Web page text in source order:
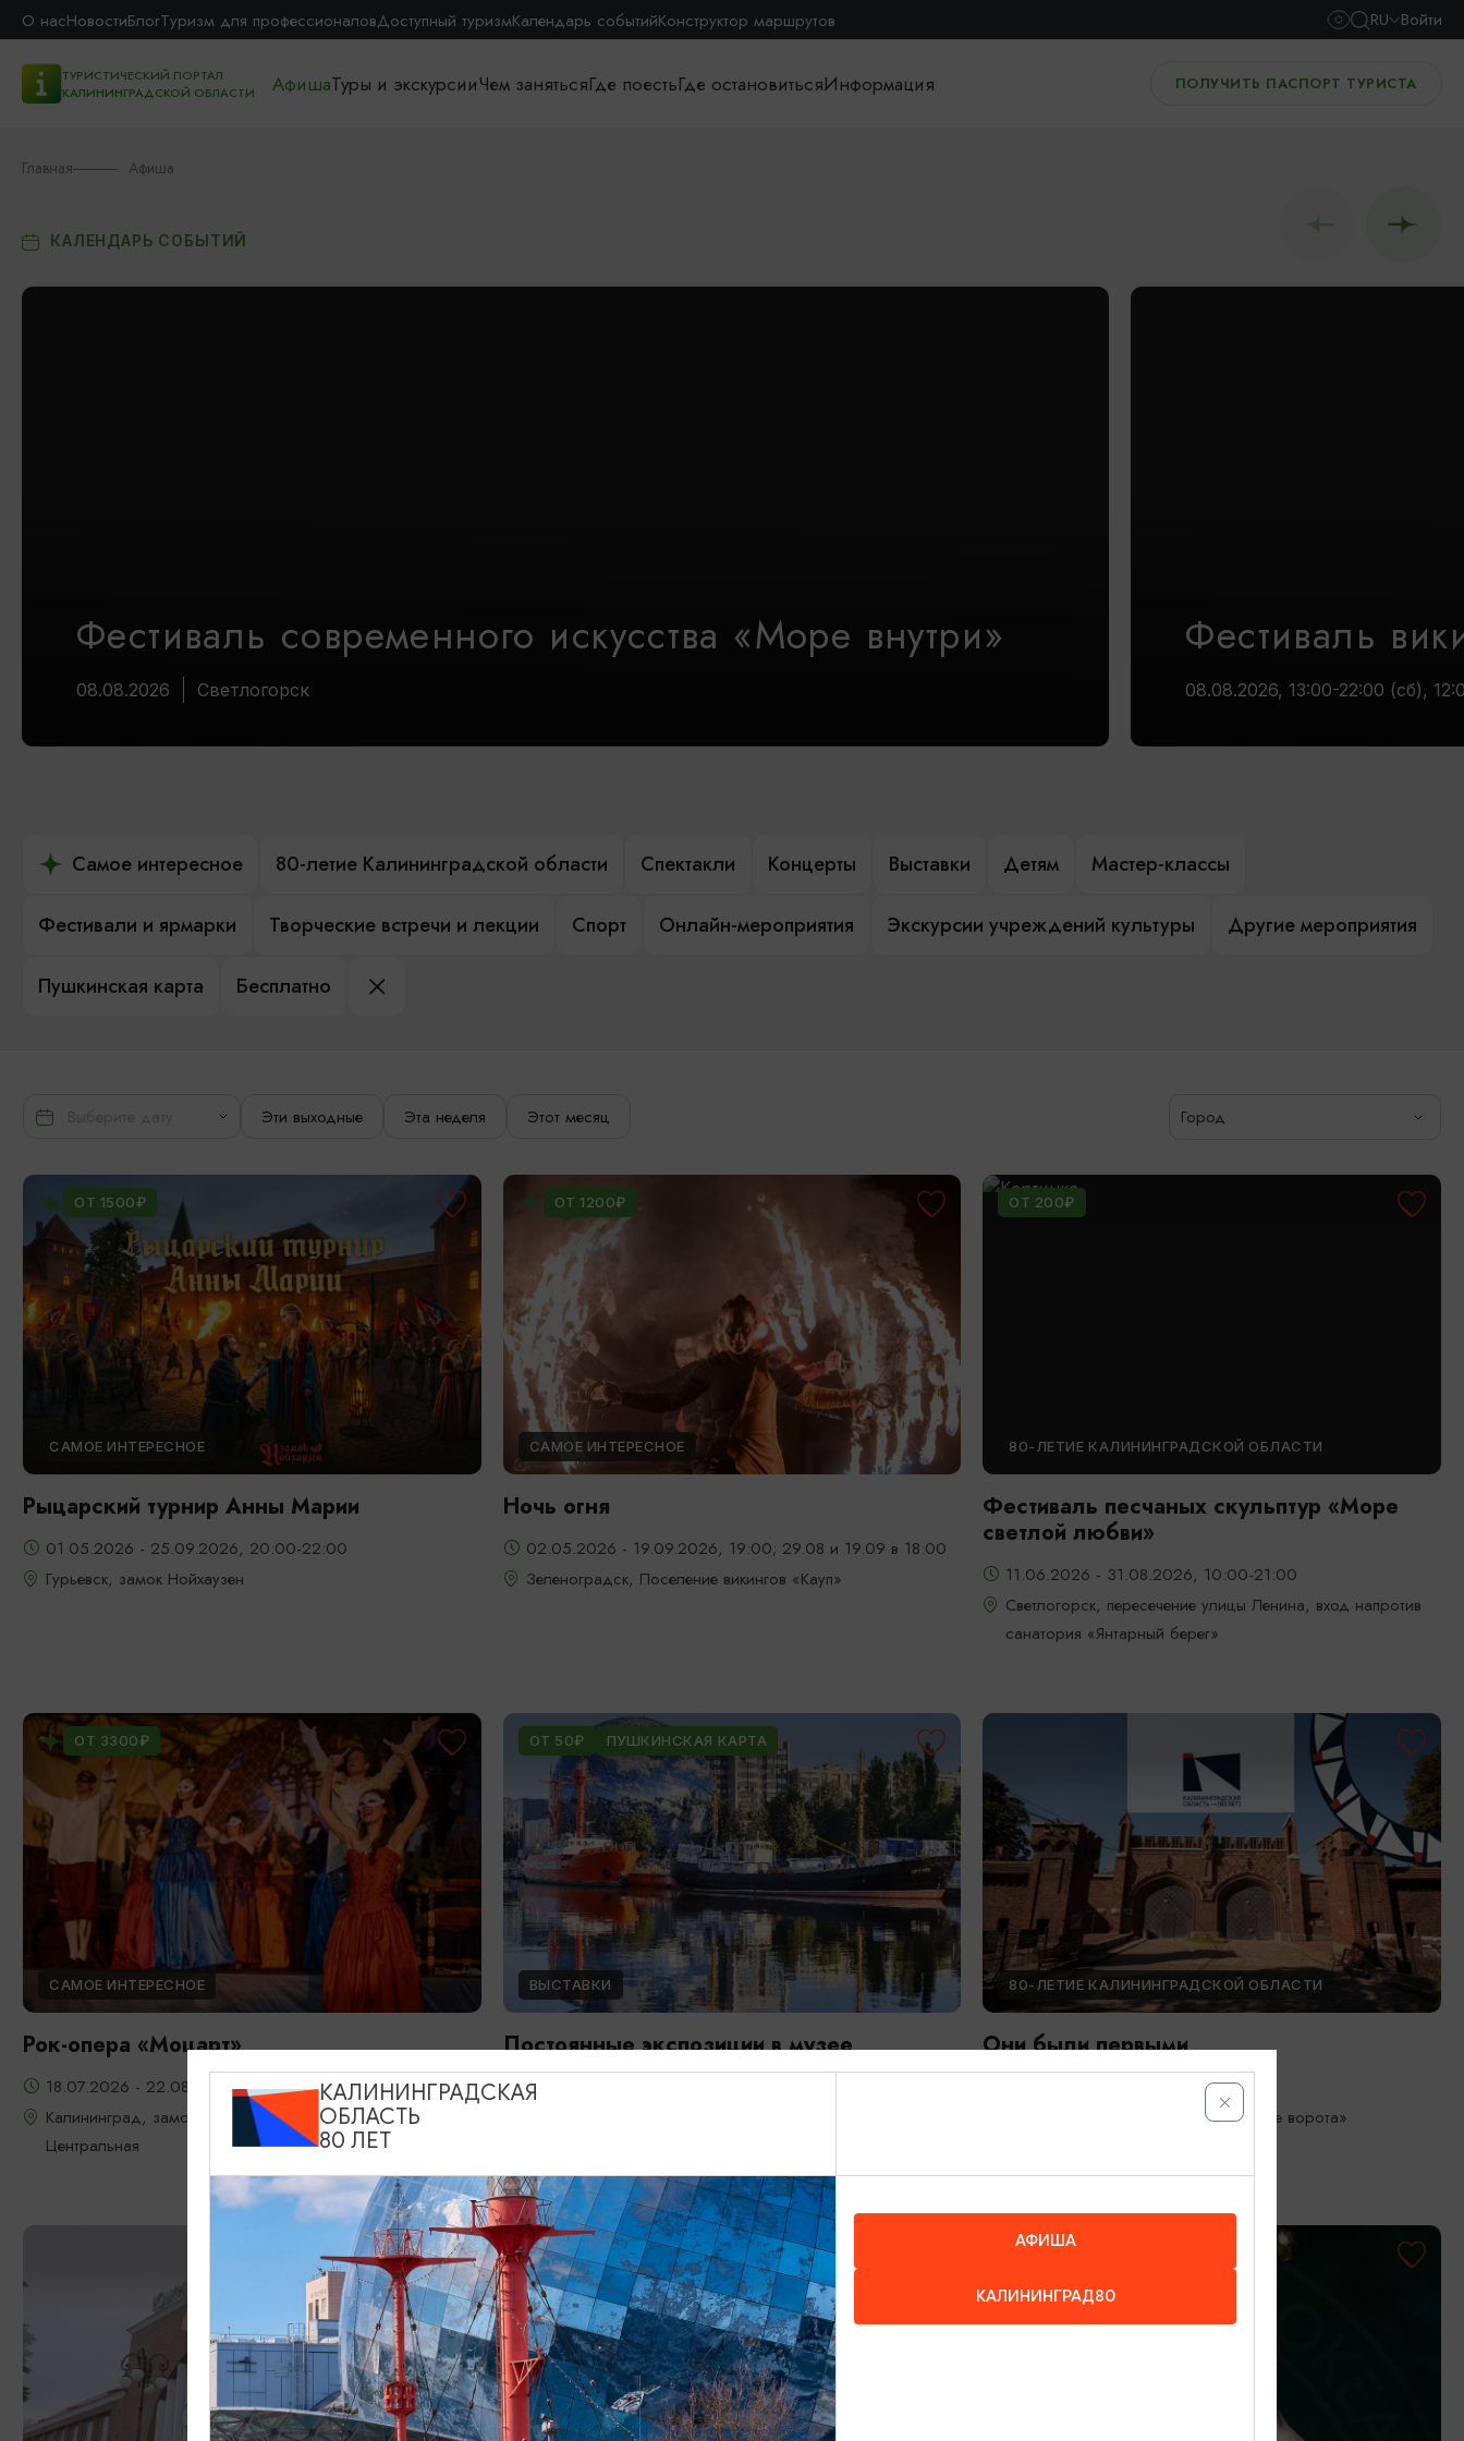
О насНовостиБлогТуризм для профессионаловДоступный туризмКалендарь событийКонструктор маршрутов RU Войти
ТУРИСТИЧЕСКИЙ ПОРТАЛ
КАЛИНИНГРАДСКОЙ ОБЛАСТИ
АфишаТуры и экскурсииЧем занятьсяГде поестьГде остановитьсяИнформация ПОЛУЧИТЬ ПАСПОРТ ТУРИСТА
Главная Афиша
КАЛЕНДАРЬ СОБЫТИЙ
Фестиваль современного искусства «Море внутри»
08.08.2026 Светлогорск
Фестиваль
08.08.2026, 13:00-22:00 (сб),
Самое интересное 80-летие Калининградской области Спектакли Концерты Выставки Детям Мастер-классы
Фестивали и ярмарки Творческие встречи и лекции Спорт Онлайн-мероприятия Экскурсии учреждений культуры Другие мероприятия
Пушкинская карта Бесплатно
Эти выходные Эта неделя Этот месяц Город
ОТ 1500₽
САМОЕ ИНТЕРЕСНОЕ
Рыцарский турнир Анны Марии
01.05.2026 - 25.09.2026, 20:00-22:00
Гурьевск, замок Нойхаузен
ОТ 1200₽
САМОЕ ИНТЕРЕСНОЕ
Ночь огня
02.05.2026 - 19.09.2026, 19:00; 29.08 и 19.09 в 18:00
Зеленоградск, Поселение викингов «Кауп»
ОТ 200₽
80-ЛЕТИЕ КАЛИНИНГРАДСКОЙ ОБЛАСТИ
Фестиваль песчаных скульптур «Море
светлой любви»
11.06.2026 - 31.08.2026, 10:00-21:00
Светлогорск, пересечение улицы Ленина, вход напротив
санатория «Янтарный берег»
ОТ 3300₽
САМОЕ ИНТЕРЕСНОЕ
Рок-опера «Моцарт»
18.07.2026 - 22.08.2026, 18:00, 7.08 и 22.08 в 17:00
Калининград, замок Шаакен, пос. Некрасово, ул.
Центральная
ОТ 50₽ ПУШКИНСКАЯ КАРТА
ВЫСТАВКИ
Постоянные экспозиции в музее
Мирового океана
80-ЛЕТИЕ КАЛИНИНГРАДСКОЙ ОБЛАСТИ
Они были первыми
Калининград, Музей «Фридландские ворота»
КАЛИНИНГРАДСКАЯ
ОБЛАСТЬ
80 ЛЕТ
АФИША
КАЛИНИНГРАД80